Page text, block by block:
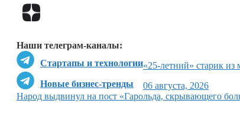
Наши телеграм-каналы:
Стартапы и технологии
Новые бизнес-тренды
«25-летний» старик
06 августа, 2026
Народ выдвинул на пост «Гарольда, скрывающего